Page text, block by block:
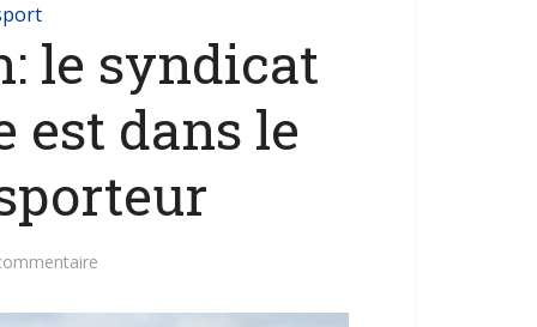
le syndicat
est dans le